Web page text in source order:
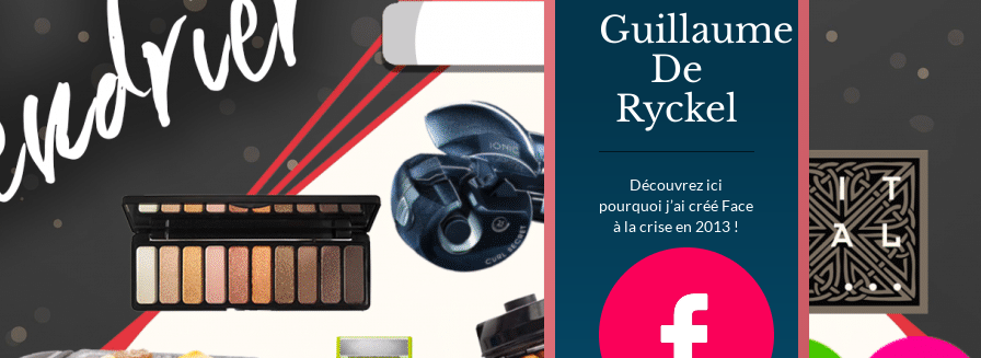
Guillaume
De
Ryckel
Découvrez ici
pourquoi j’ai créé Face
à la crise en 2013 !